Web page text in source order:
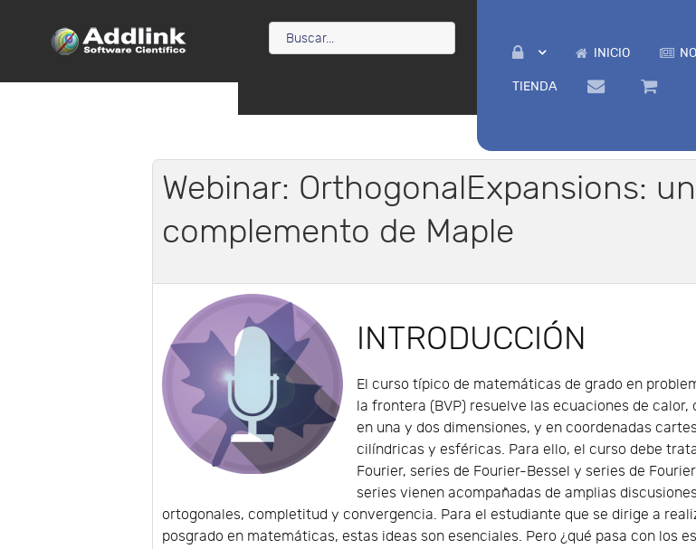
INICIO
TIENDA
Webinar: OrthogonalExpansions:
complemento de Maple
INTRODUCCIÓN
El curso típico de matemáticas de grado en
la frontera (BVP) resuelve las ecuaciones de calor,
en una y dos dimensiones, y en coordenadas
cilíndricas y esféricas. Para ello, el curso debe
Fourier, series de Fourier-Bessel y series de
series vienen acompañadas de amplias
ortogonales, completitud y convergencia. Para el estudiante que se dirige a
posgrado en matemáticas, estas ideas son esenciales. Pero ¿qué pasa con los